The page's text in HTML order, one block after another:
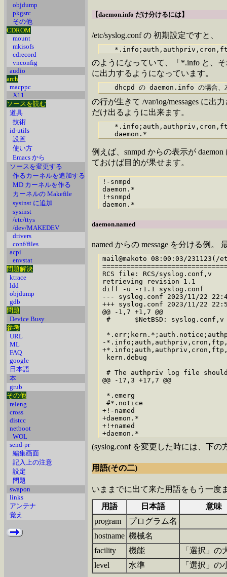
objdump
pkgsrc
その他
CDROM
mount
mkisofs
cdrecord
vnconfig
audio
arch
macppc
X11
ソースを読む
道具
技術
id-utils
設置
使い方
Emacs から
ソースを変更する
作るカーネルを追加する
MD カーネルを作る
カーネルの Makefile
sysinst に追加
sysinst
/etc/ttys
/dev/MAKEDEV
drivers
conf/files
acpi
envstat
問題解決
ktrace
ldd
objdump
gdb
問題
Device Busy
参考
URL
ML
FAQ
google
日本語
本
grub
その他
releng
cross
distcc
netboot
WOL
send-pr
編集画面
記入上の注意
設定
問題
swapon
links
アンテナ
覚え
【daemon.info だけ分けるには】
/etc/syslog.conf の 初期設定ですと、
のようになっていて、「*.info と、そ
に出力するようになっています。
の行が生きて /var/log/messages に出
だけ出るように出来ます。
例えば、snmpd からの表示が
ておけば目的が果せます。
!-snmpd
daemon.*
!+snmpd
daemon.named
named からの message を分ける例。
mail@makoto 08:00:03/
RCS file: RCS/syslog.conf,v
retrieving revision 1.1
diff -u -r1.1 syslog.conf
--- syslog.conf 2023/11/22
+++ syslog.conf 2023/11/22
@@ -1,7 +1,7 @@
#      $NetBSD: syslog.conf,v
-
kern.debug
# The authpriv log file
@@ -17,3 +17,7 @@
*.emerg
#*.notice
+!-named
+daemon.*
+!+named
(syslog.conf を変更した時には、下の
用語(その二)
いままでに出て来た用語をもう一度
用語
日本語
意味
program
プログラム名
hostname 機械名
facility
機能
「選択」の
level
水準 「選択」の